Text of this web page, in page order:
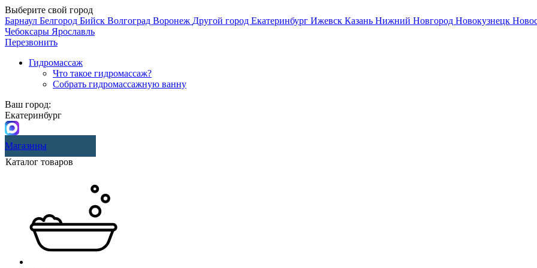
Выберите свой город
Барнаул Белгород Бийск Волгоград Воронеж Другой город Екатеринбург Ижевск Казань Нижний Новгород Новокузнецк
Чебоксары Ярославль
Перезвонить
Гидромассаж
Что такое гидромассаж?
Собрать гидромассажную ванну
Ваш город:
Екатеринбург
Магазины
Каталог товаров